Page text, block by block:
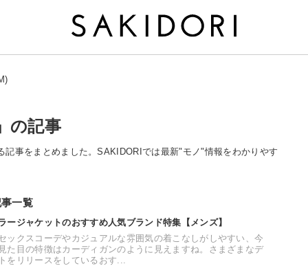
の記事
事をまとめました。SAKIDORIでは最新"モノ"情報をわかりやす
一覧
ージャケットのおすすめ人気ブランド特集【メンズ】
ックスコーデやカジュアルな雰囲気の着こなしがしやすい、今
た目の特徴はカーディガンのように見えますね。さまざまなデ
をリリースをしているおす...